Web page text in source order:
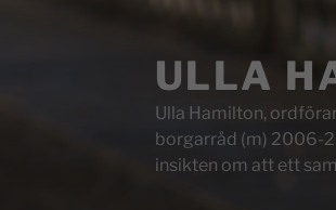
ULLA
Ulla Hamilton,
borgarråd (m) 2006-
insikten om att ett